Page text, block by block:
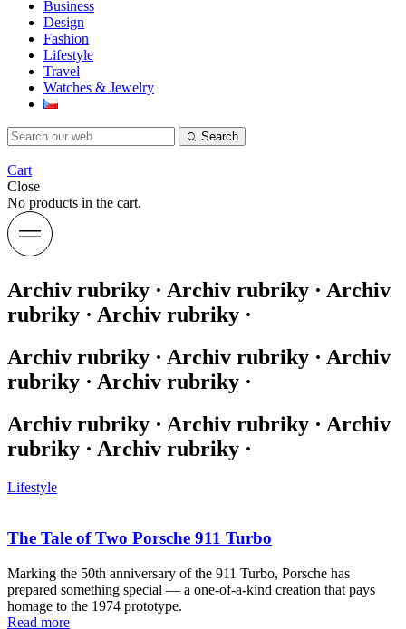
Business
Design
Fashion
Lifestyle
Travel
Watches & Jewelry
Search
Cart
Close
No products in the cart.
Archiv rubriky · Archiv rubriky · Archiv
rubriky · Archiv rubriky ·
Archiv rubriky · Archiv rubriky · Archiv
rubriky · Archiv rubriky ·
Archiv rubriky · Archiv rubriky · Archiv
rubriky · Archiv rubriky ·
Lifestyle
The Tale of Two Porsche 911 Turbo
Marking the 50th anniversary of the 911 Turbo, Porsche has
prepared something special — a one-of-a-kind creation that pays
homage to the 1974 prototype.
Read more